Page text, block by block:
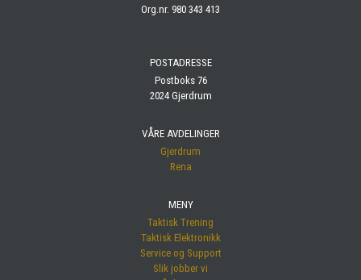
Org.nr. 980 343 413
POSTADRESSE
Postboks 76
2024 Gjerdrum
VÅRE AVDELINGER
Gjerdrum
Rena
MENY
Taktisk Trening
Taktisk Elektronikk
Service og Support
Slik jobber vi